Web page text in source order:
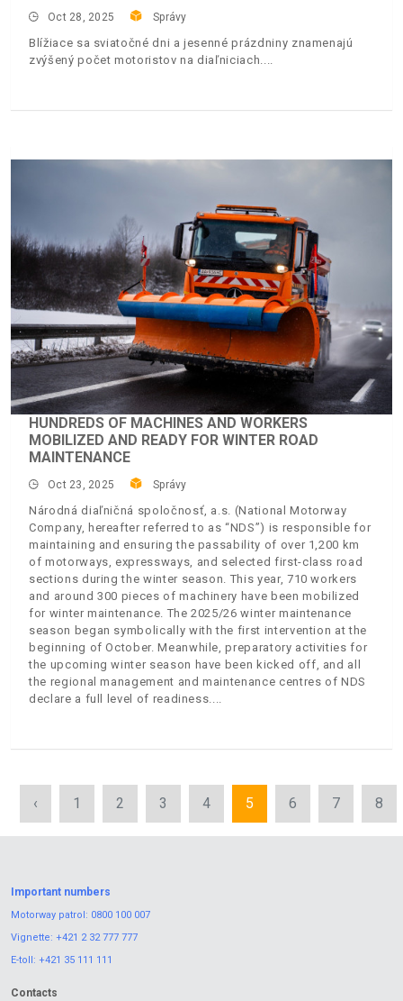
Oct 28, 2025 Správy
Blížiace sa sviatočné dni a jesenné prázdniny znamenajú
zvýšený počet motoristov na diaľniciach.
HUNDREDS OF MACHINES AND WORKERS
MOBILIZED AND READY FOR WINTER ROAD
MAINTENANCE
Oct 23, 2025 Správy
Národná diaľničná spoločnosť, a.s. (National Motorway
Company, hereafter referred to as “NDS”) is responsible for
maintaining and ensuring the passability of over 1,200 km
of motorways, expressways, and selected first-class road
sections during the winter season. This year, 710 workers
and around 300 pieces of machinery have been mobilized
for winter maintenance. The 2025/26 winter maintenance
season began symbolically with the first intervention at the
beginning of October. Meanwhile, preparatory activities for
the upcoming winter season have been kicked off, and all
the regional management and maintenance centres of NDS
declare a full level of readiness.
‹ 1 2 3 4 5 6 7 8
Important numbers
Motorway patrol: 0800 100 007
Vignette: +421 2 32 777 777
E-toll: +421 35 111 111
Contacts